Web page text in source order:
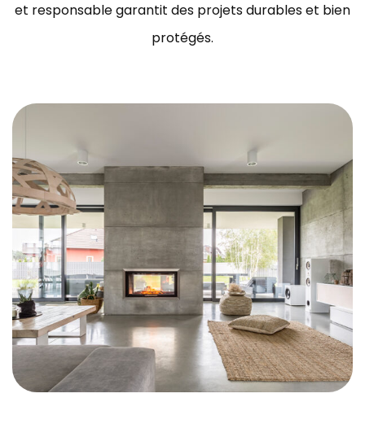
et responsable garantit des projets durables et bien
protégés.